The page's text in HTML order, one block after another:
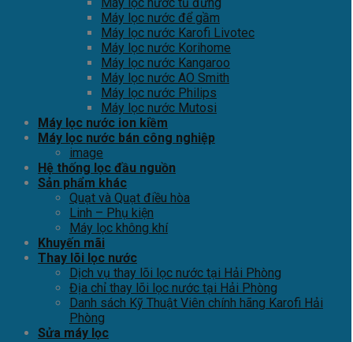
Máy lọc nước để gầm
Máy lọc nước Karofi Livotec
Máy lọc nước Korihome
Máy lọc nước Kangaroo
Máy lọc nước AO Smith
Máy lọc nước Philips
Máy lọc nước Mutosi
Máy lọc nước ion kiềm
Máy lọc nước bán công nghiệp
image
Hệ thống lọc đầu nguồn
Sản phẩm khác
Quạt và Quạt điều hòa
Linh – Phụ kiện
Máy lọc không khí
Khuyến mãi
Thay lõi lọc nước
Dịch vụ thay lõi lọc nước tại Hải Phòng
Địa chỉ thay lõi lọc nước tại Hải Phòng
Danh sách Kỹ Thuật Viên chính hãng Karofi Hải
Phòng
Sửa máy lọc